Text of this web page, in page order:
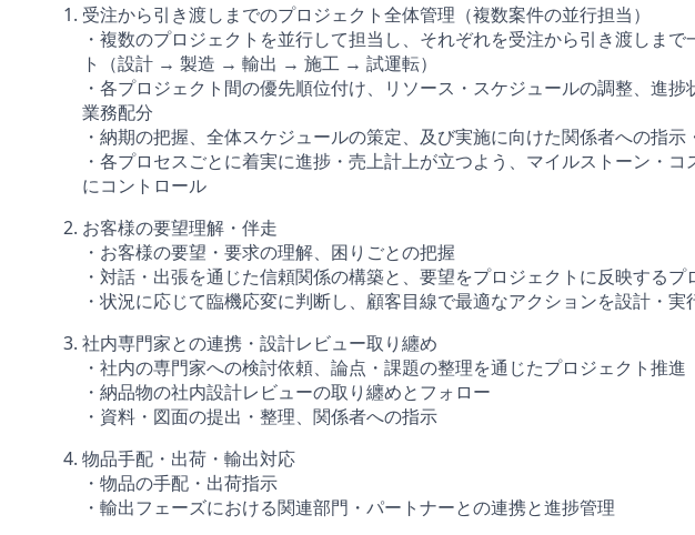
受注から引き渡しまでのプロジェクト全体管理（複数案件の並行担当）
・複数のプロジェクトを並行して担当し、それぞれを受注から引き渡しまで
ト（設計 → 製造 → 輸出 → 施工 → 試運転）
・各プロジェクト間の優先順位付け、リソース・スケジュールの調整、進捗
業務配分
・納期の把握、全体スケジュールの策定、及び実施に向けた関係者への指示
・各プロセスごとに着実に進捗・売上計上が立つよう、マイルストーン・コ
にコントロール
お客様の要望理解・伴走
・お客様の要望・要求の理解、困りごとの把握
・対話・出張を通じた信頼関係の構築と、要望をプロジェクトに反映するプ
・状況に応じて臨機応変に判断し、顧客目線で最適なアクションを設計・実
社内専門家との連携・設計レビュー取り纏め
・社内の専門家への検討依頼、論点・課題の整理を通じたプロジェクト推進
・納品物の社内設計レビューの取り纏めとフォロー
・資料・図面の提出・整理、関係者への指示
物品手配・出荷・輸出対応
・物品の手配・出荷指示
・輸出フェーズにおける関連部門・パートナーとの連携と進捗管理